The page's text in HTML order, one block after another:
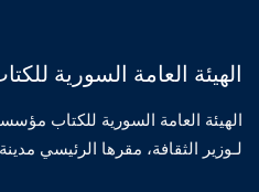
الهيئة العامة السورية
الهيئة العامة السورية للكتاب
لـوزير الثقافة، مقرها الرئيسي